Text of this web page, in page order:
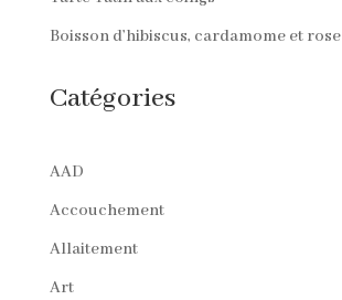
Boisson d’hibiscus, cardamome et rose
Catégories
AAD
Accouchement
Allaitement
Art